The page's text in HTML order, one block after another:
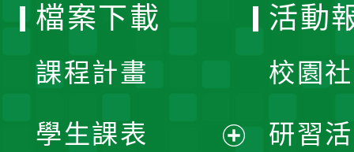
檔案下載
課程計畫
學生課表
活動
校園
研習